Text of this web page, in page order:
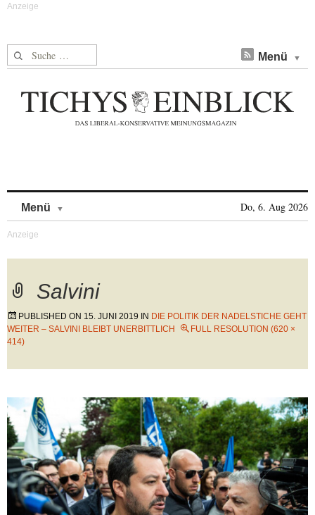
Suche nach: Menü
Menü Do, 6. Aug 2026
Salvini
PUBLISHED ON 15. JUNI 2019 IN DIE POLITIK DER NADELSTICHE GEHT
WEITER – SALVINI BLEIBT UNERBITTLICH
FULL RESOLUTION (620 ×
414)